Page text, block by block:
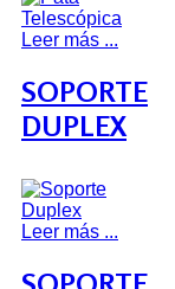
Leer más ...
SOPORTE
DUPLEX
Leer más ...